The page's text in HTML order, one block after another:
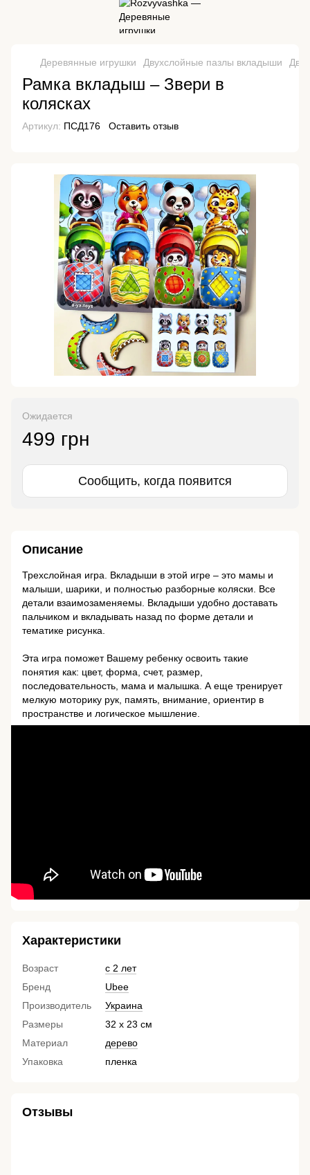
Деревянные игрушки Двухслойные пазлы вкладыши
Рамка вкладыш – Звери в
колясках
Артикул: ПСД176 Оставить отзыв
Ожидается
499 грн
Сообщить, когда появится
Описание
Трехслойная игра. Вкладыши в этой игре – это мамы и
малыши, шарики, и полностью разборные коляски. Все
детали взаимозаменяемы. Вкладыши удобно доставать
пальчиком и вкладывать назад по форме детали и
тематике рисунка.
Эта игра поможет Вашему ребенку освоить такие
понятия как: цвет, форма, счет, размер,
последовательность, мама и малышка. А еще тренирует
мелкую моторику рук, память, внимание, ориентир в
пространстве и логическое мышление.
Характеристики
Возраст
с 2 лет
Бренд
Ubee
Производитель
Украина
Размеры
32 х 23 см
Материал
дерево
Упаковка
пленка
Отзывы